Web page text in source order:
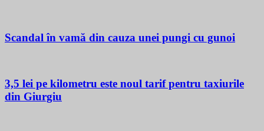
Scandal în vamă din cauza unei pungi cu gunoi
3,5 lei pe kilometru este noul tarif pentru taxiurile
din Giurgiu